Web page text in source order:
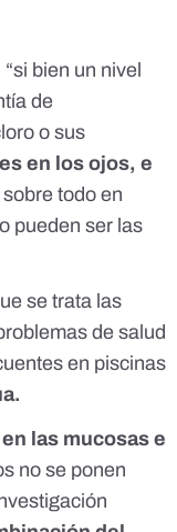
bien un nivel
de
o sus
en los ojos, e
sobre todo en
pueden ser las
se trata las
de salud
en piscinas
las mucosas e
no se ponen